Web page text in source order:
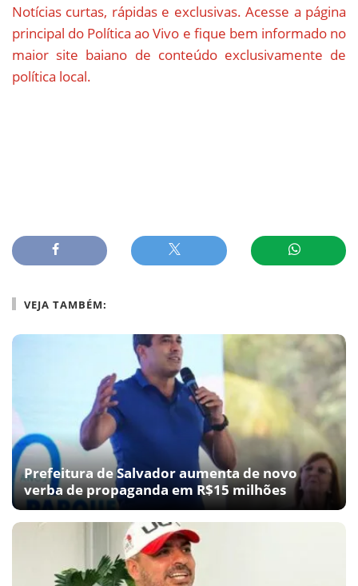
Notícias curtas, rápidas e exclusivas. Acesse a página
principal do Política ao Vivo e fique bem informado no
maior site baiano de conteúdo exclusivamente de
política local.
VEJA TAMBÉM:
Prefeitura de Salvador aumenta de novo
verba de propaganda em R$15 milhões